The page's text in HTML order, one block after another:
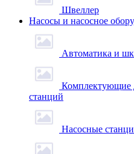
Швеллер
Насосы и насосное
Автоматика и
Комплектующие
станций
Насосные